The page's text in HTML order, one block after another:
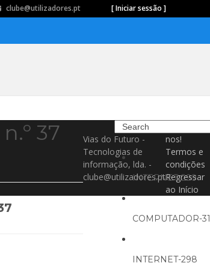
clube@utilizadores.pt [ Iniciar sessão ]
37 Search
INTERNET-299
COMPUTADOR-
INTERNET-298
Vias do Futuro -
Tecnologias de
informação, lda. -
clube@utilizadores.pt
nos!
Termos e
condições
Regressar
ao Início